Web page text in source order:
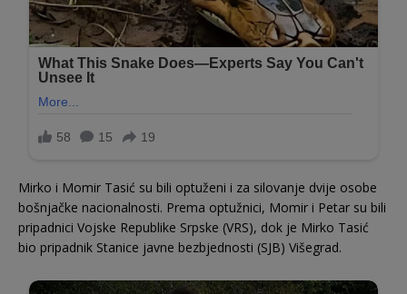
Mirko i Momir Tasić su bili optuženi i za silovanje dvije osobe
bošnjačke nacionalnosti. Prema optužnici, Momir i Petar su bili
pripadnici Vojske Republike Srpske (VRS), dok je Mirko Tasić
bio pripadnik Stanice javne bezbjednosti (SJB) Višegrad.